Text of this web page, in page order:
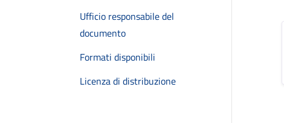
Ufficio responsabile del
documento
Formati disponibili
Licenza di distribuzione